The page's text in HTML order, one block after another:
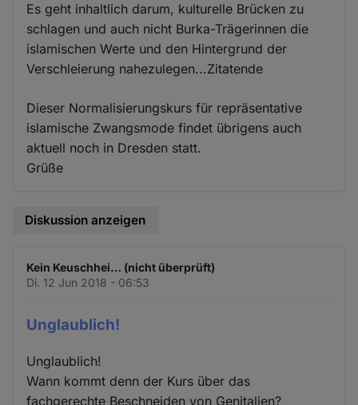
Es geht inhaltlich darum, kulturelle Brücken zu
schlagen und auch nicht Burka-Trägerinnen die
islamischen Werte und den Hintergrund der
Verschleierung nahezulegen...Zitatende
Dieser Normalisierungskurs für repräsentative
islamische Zwangsmode findet übrigens auch
aktuell noch in Dresden statt.
Grüße
Diskussion anzeigen
Kein Keuschhei… (nicht überprüft)
Di. 12 Jun 2018 - 06:53
Unglaublich!
Unglaublich!
Wann kommt denn der Kurs über das
fachgerechte Beschneiden von Genitalien?